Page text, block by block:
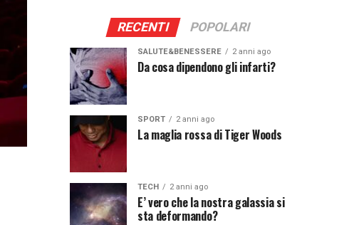
RECENTI POPOLARI
SALUTE&BENESSERE 2 anni ago
Da cosa dipendono gli infarti?
SPORT 2 anni ago
La maglia rossa di Tiger Woods
TECH 2 anni ago
E’ vero che la nostra galassia si
sta deformando?